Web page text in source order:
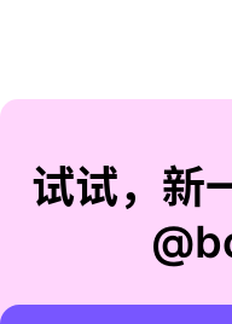
试试，新